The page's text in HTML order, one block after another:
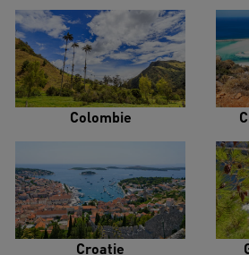
Colombie
Croatie